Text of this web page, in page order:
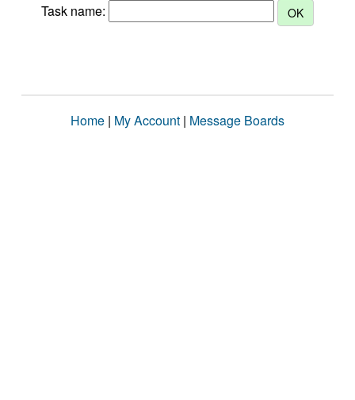
Task name:
Home | My Account | Message Boards